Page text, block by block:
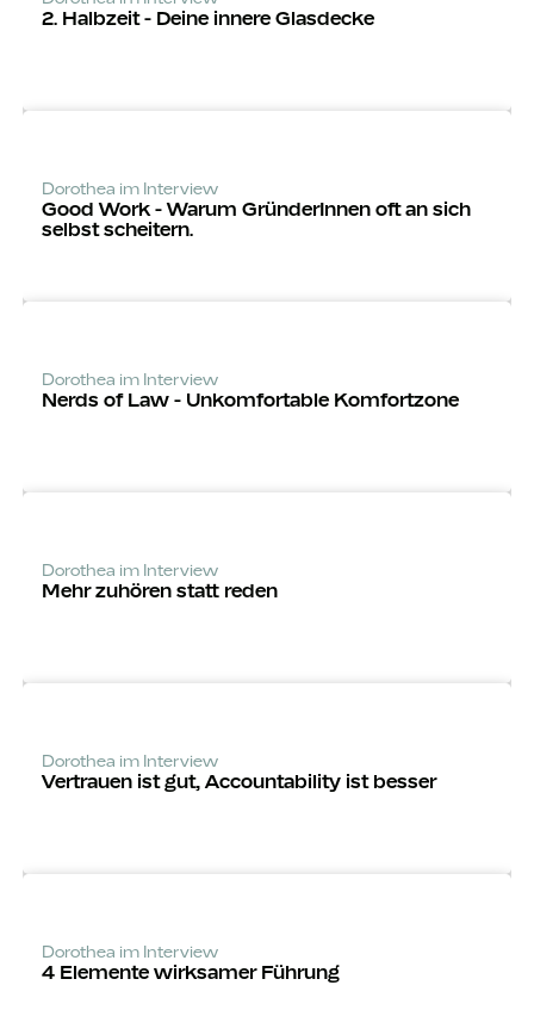
2. Halbzeit - Deine innere Glasdecke
Dorothea im Interview
Good Work - Warum Grün­derInnen oft an sich
selbst scheitern.
Dorothea im Interview
Nerds of Law - Unkomfortable Komfortzone
Dorothea im Interview
Mehr zuhören statt reden
Dorothea im Interview
Vertrauen ist gut, Accounta­bility ist besser
Dorothea im Interview
4 Elemente wirksamer Führung